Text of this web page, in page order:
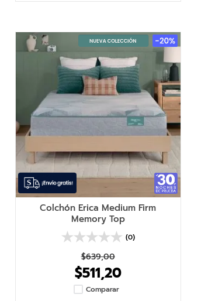
Colchón Erica Medium Firm
Memory Top
(0)
$639,00
$511,20
Comparar